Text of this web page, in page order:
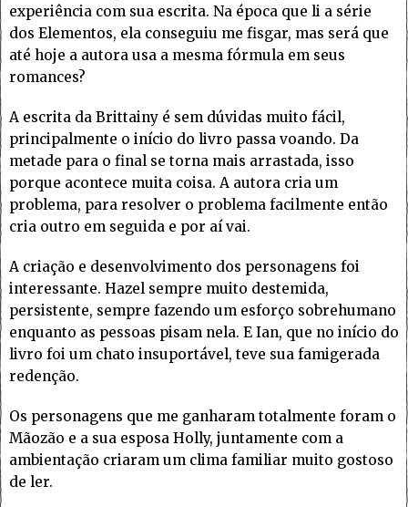
experiência com sua escrita. Na época que li a série
dos Elementos, ela conseguiu me fisgar, mas será que
até hoje a autora usa a mesma fórmula em seus
romances?
A escrita da Brittainy é sem dúvidas muito fácil,
principalmente o início do livro passa voando. Da
metade para o final se torna mais arrastada, isso
porque acontece muita coisa. A autora cria um
problema, para resolver o problema facilmente então
cria outro em seguida e por aí vai.
A criação e desenvolvimento dos personagens foi
interessante. Hazel sempre muito destemida,
persistente, sempre fazendo um esforço sobrehumano
enquanto as pessoas pisam nela. E Ian, que no início do
livro foi um chato insuportável, teve sua famigerada
redenção.
Os personagens que me ganharam totalmente foram o
Mãozão e a sua esposa Holly, juntamente com a
ambientação criaram um clima familiar muito gostoso
de ler.